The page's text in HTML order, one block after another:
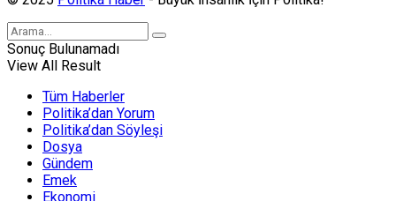
Sonuç Bulunamadı
View All Result
Tüm Haberler
Politika’dan Yorum
Politika’dan Söyleşi
Dosya
Gündem
Emek
Ekonomi